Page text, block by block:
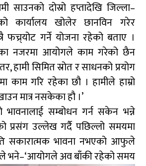
साउनको दोस्रो हप्तादेखि जिल्ला–
कार्यालय खोलेर छानविन गरेर
फच्र्योट गर्ने योजना रहेको बताए ।
नजरमा आयोगले काम गरेको छैन
हामी सिमित स्रोत र साधनको प्रयोग
काम गरि रहेका छौ । हामीले हाम्रो
मात्र नसकेका हौ ।’
सम्बोधन गर्न सकेन भन्ने
प्रसंग उल्लेख गर्दै पछिल्लो समयमा
सकारात्मक भावना नभएको आफुले
भने–‘आयोगले अव बाँकी रहेको समय